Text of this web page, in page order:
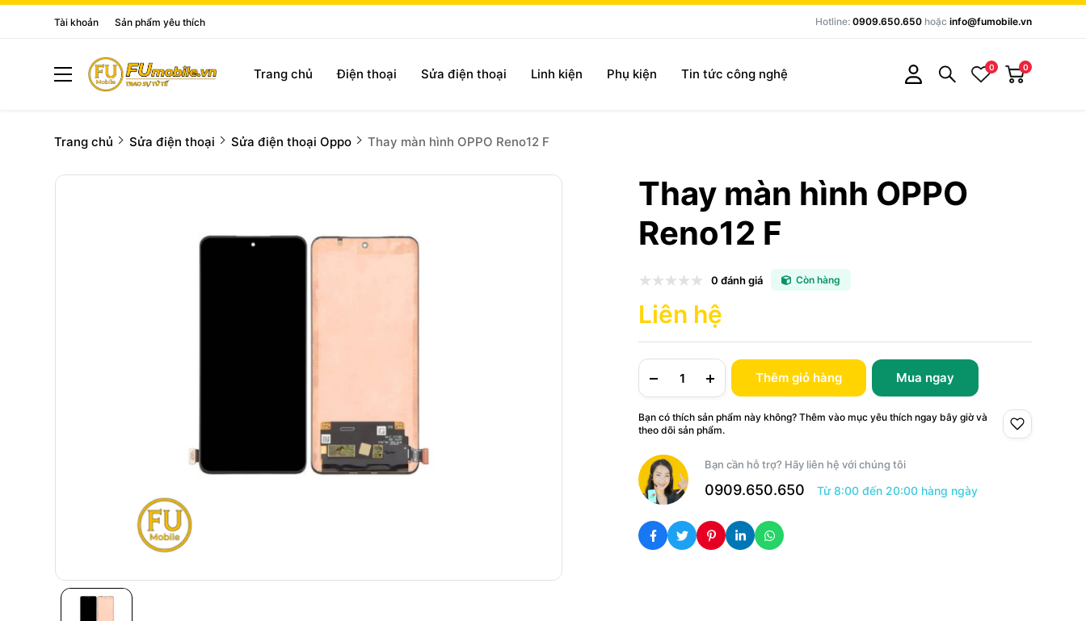
Tài khoản Sản phẩm yêu thích Hotline: 0909.650.650 hoặc info@fumobile.vn
Trang chủ Điện thoại Sửa điện thoại Linh kiện Phụ kiện Tin tức công nghệ 0 0
Trang chủ Sửa điện thoại Sửa điện thoại Oppo Thay màn hình OPPO Reno12 F
Thay màn hình OPPO
Reno12 F
0 đánh giá Còn hàng
Liên hệ
Thêm giỏ hàng Mua ngay
Bạn có thích sản phẩm này không? Thêm vào mục yêu thích ngay bây giờ và
theo dõi sản phẩm.
Bạn cần hỗ trợ? Hãy liên hệ với chúng tôi
0909.650.650 Từ 8:00 đến 20:00 hàng ngày